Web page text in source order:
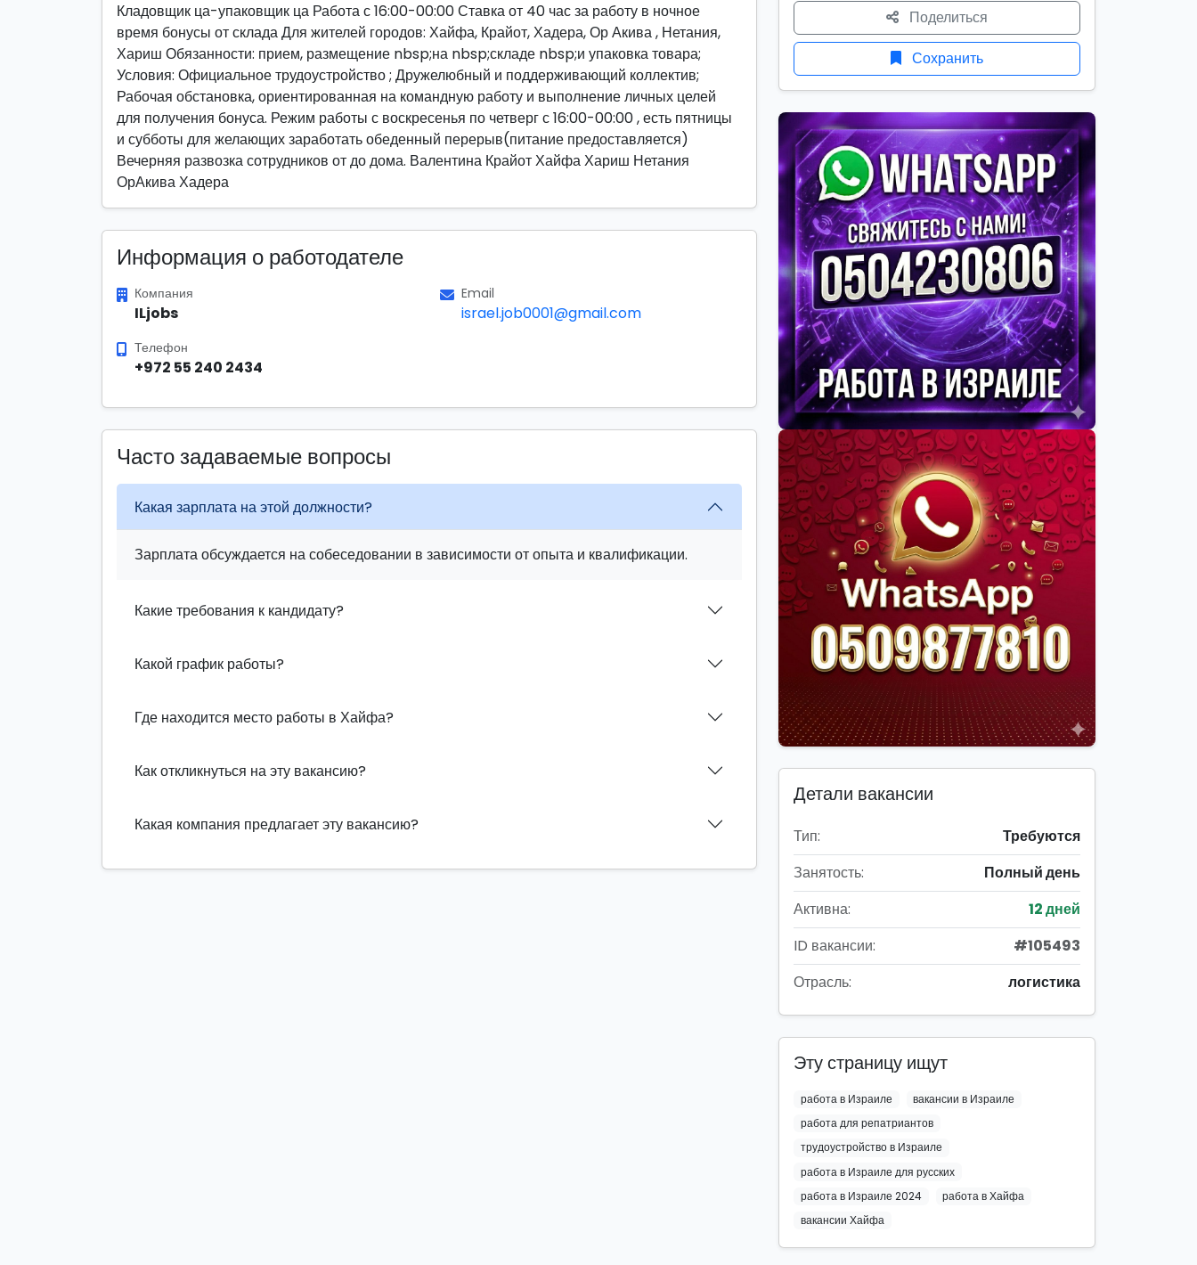
Кладовщик ца-упаковщик ца Работа с 16:00-00:00 Ставка от 40 час за работу в ночное
время бонусы от склада Для жителей городов: Хайфа, Крайот, Хадера, Ор Акива , Нетания,
Хариш Обязанности: прием, размещение nbsp;на nbsp;складе nbsp;и упаковка товара;
Условия: Официальное трудоустройство ; Дружелюбный и поддерживающий коллектив;
Рабочая обстановка, ориентированная на командную работу и выполнение личных целей
для получения бонуса. Режим работы с воскресенья по четверг с 16:00-00:00 , есть пятницы
и субботы для желающих заработать обеденный перерыв(питание предоставляется)
Вечерняя развозка сотрудников от до дома. Валентина Крайот Хайфа Хариш Нетания
ОрАкива Хадера
Информация о работодателе
Компания
ILjobs
Email
israel.job0001@gmail.com
Телефон
+972 55 240 2434
Часто задаваемые вопросы
Какая зарплата на этой должности?
Зарплата обсуждается на собеседовании в зависимости от опыта и квалификации.
Какие требования к кандидату?
Какой график работы?
Где находится место работы в Хайфа?
Как откликнуться на эту вакансию?
Какая компания предлагает эту вакансию?
Поделиться
Сохранить
Детали вакансии
Тип:
Требуются
Занятость:
Полный день
Активна:
12 дней
ID вакансии:
#105493
Отрасль:
логистика
Эту страницу ищут
работа в Израиле
вакансии в Израиле
работа для репатриантов
трудоустройство в Израиле
работа в Израиле для русских
работа в Израиле 2024
работа в Хайфа
вакансии Хайфа